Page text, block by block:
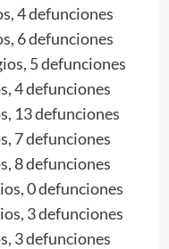
4 defunciones
6 defunciones
5 defunciones
4 defunciones
13 defunciones
7 defunciones
8 defunciones
0 defunciones
3 defunciones
3 defunciones